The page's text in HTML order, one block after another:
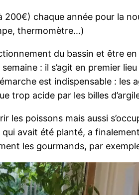
chaque année pour la
thermomètre…)
du bassin et être
: il s’agit en premier lieu
est indispensable :
trop acide par les billes
les poissons mais aussi
avait été planté, a
les gourmands, par